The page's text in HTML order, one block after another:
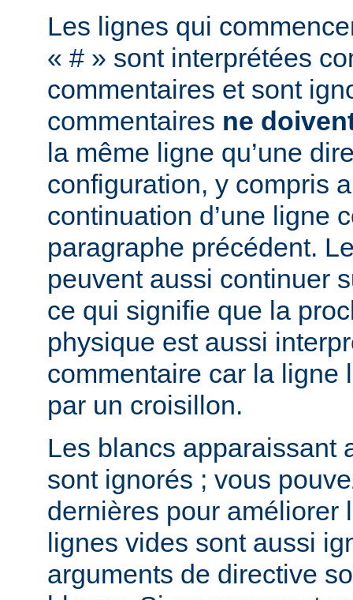
Les lignes qui
« # » sont interprétées
commentaires et sont
commentaires ne
la même ligne qu’une
configuration, y compris
continuation d’une ligne
paragraphe précédent.
peuvent aussi continuer
ce qui signifie que la
physique est aussi
commentaire car la ligne
par un croisillon.
Les blancs apparaissant
sont ignorés ; vous
dernières pour améliorer
lignes vides sont aussi
arguments de directive